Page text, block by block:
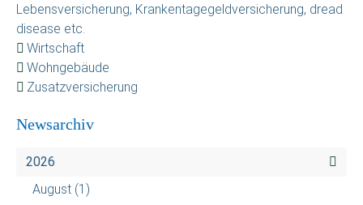
Lebensversicherung, Krankentagegeldversicherung, dread
disease etc.
Wirtschaft
Wohngebäude
Zusatzversicherung
Newsarchiv
2026
August (1)